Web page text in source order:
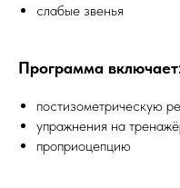
слабые звенья
Программа
постизометрическую
упражнения на
проприоцепцию